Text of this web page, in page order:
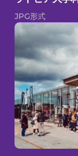
JPG形式